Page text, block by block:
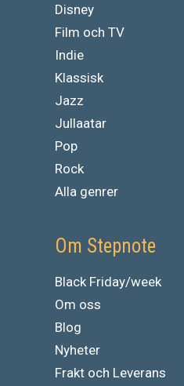
Disney
Film och TV
Indie
Klassisk
Jazz
Jullaatar
Pop
Rock
Alla genrer
Om Stepnote
Black Friday/week
Om oss
Blog
Nyheter
Frakt och Leverans